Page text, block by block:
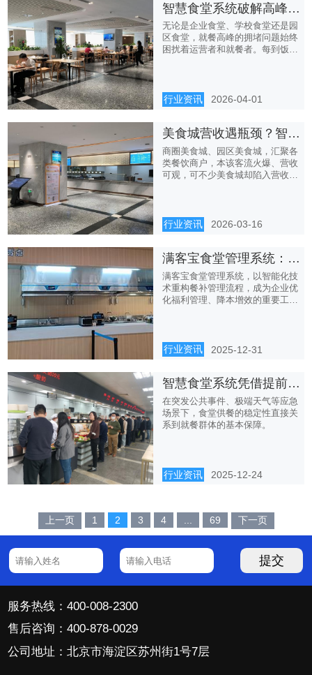
智慧食堂系统破解高峰供餐拥堵，让就餐更高效顺畅
无论是企业食堂、学校食堂还是园
区食堂，就餐高峰的拥堵问题始终
困扰着运营者和就餐者。每到饭
行业资讯 2026-04-01
美食城营收遇瓶颈？智慧管理打造多元化盈利食堂
商圈美食城、园区美食城，汇聚各
类餐饮商户，本该客流火爆、营收
可观，可不少美食城却陷入营收瓶
行业资讯 2026-03-16
满客宝食堂管理系统：助力企业餐补管理智能化
满客宝食堂管理系统，以智能化技
术重构餐补管理流程，成为企业优
化福利管理、降本增效的重要工
行业资讯 2025-12-31
智慧食堂系统凭借提前预判 强化食堂应急供餐稳定性
在突发公共事件、极端天气等应急
场景下，食堂供餐的稳定性直接关
系到就餐群体的基本保障。
行业资讯 2025-12-24
上一页 1 2 3 4 ... 69 下一页
提交
服务热线：400-008-2300
售后咨询：400-878-0029
公司地址：北京市海淀区苏州街1号7层